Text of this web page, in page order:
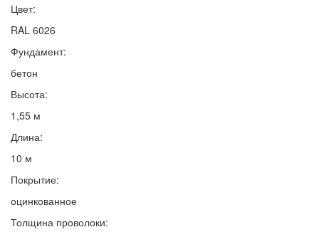
Цвет:
RAL 6026
Фундамент:
бетон
Высота:
1,55 м
Длина:
10 м
Покрытие:
оцинкованное
Толщина проволоки: